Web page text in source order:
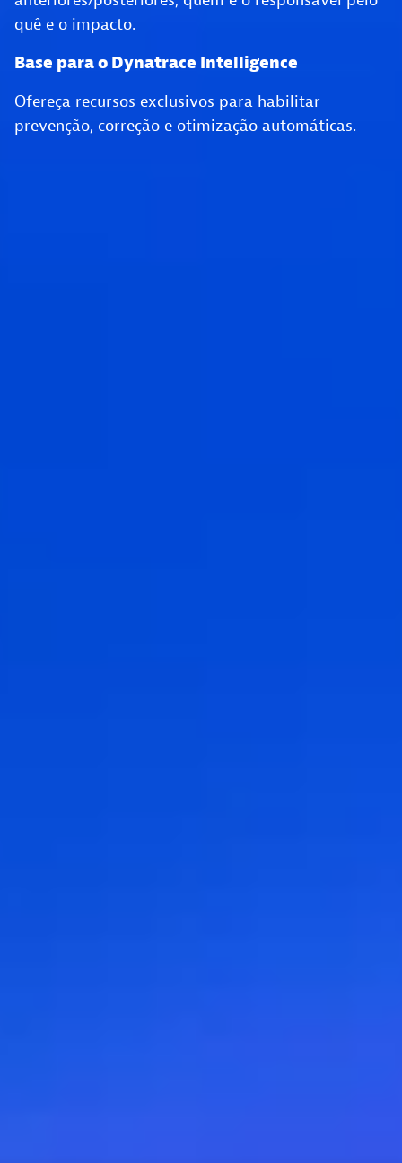
quê e o impacto.
Base para o Dynatrace Intelligence
Ofereça recursos exclusivos para habilitar
prevenção, correção e otimização automáticas.